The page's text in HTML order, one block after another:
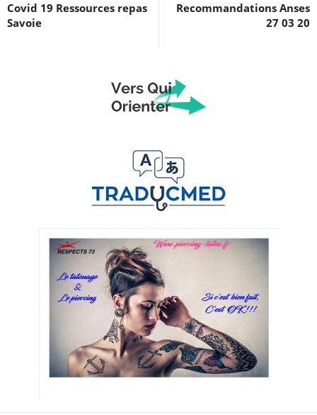
Covid 19 Ressources repas
Savoie
Recommandations Anses
27 03 20